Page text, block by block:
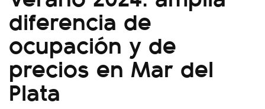
diferencia de
ocupación y de
precios en Mar del
Plata